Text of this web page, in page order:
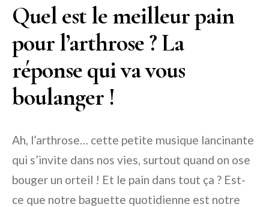
Quel est le meilleur pain
pour l’arthrose ? La
réponse qui va vous
boulanger !
Ah, l’arthrose… cette petite musique lancinante
qui s’invite dans nos vies, surtout quand on ose
bouger un orteil ! Et le pain dans tout ça ? Est-
ce que notre baguette quotidienne est notre